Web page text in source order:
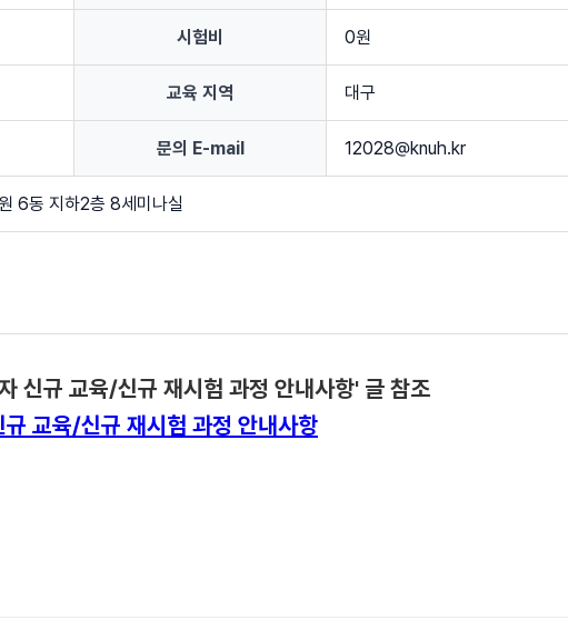
시험비 0원
교육 지역 대구
문의 E-mail 12028@knuh.kr
6동 지하2층 8세미나실
규 교육/신규 재시험 과정 안내사항' 글 참조
교육/신규 재시험 과정 안내사항